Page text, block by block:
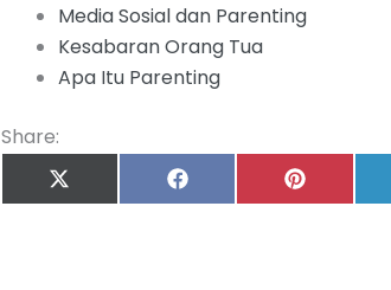
Media Sosial dan Parenting
Kesabaran Orang Tua
Apa Itu Parenting
Share:
Share
X
Share
on
Facebook
Share
on
Pinterest